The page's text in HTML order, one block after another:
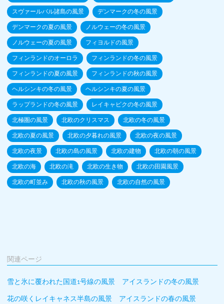
スヴァールバル諸島の風景 デンマークの冬の風景
デンマークの夏の風景 ノルウェーの冬の風景
ノルウェーの夏の風景 フィヨルドの風景
フィンランドのオーロラ フィンランドの冬の風景
フィンランドの夏の風景 フィンランドの秋の風景
ヘルシンキの冬の風景 ヘルシンキの夏の風景
ラップランドの冬の風景 レイキャビクの冬の風景
北極圏の風景 北欧のクリスマス 北欧の冬の風景
北欧の夏の風景 北欧の夕暮れの風景 北欧の夜の風景
北欧の夜景 北欧の島の風景 北欧の建物 北欧の朝の風景
北欧の海 北欧の滝 北欧の生き物 北欧の田園風景
北欧の町並み 北欧の秋の風景 北欧の自然の風景
関連ページ
雪と氷に覆われた国道1号線の風景 アイスランドの冬の風景
花の咲くレイキャネス半島の風景 アイスランドの春の風景